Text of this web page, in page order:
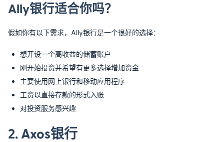
Ally银行适合你吗？
假如你有以下需求，Ally银行是一个很好的选择：
想开设一个高收益的储蓄账户
刚开始投资并希望有更多选择增加资金
主要使用网上银行和移动应用程序
工资以直接存款的形式入账
对投资服务感兴趣
2. Axos银行